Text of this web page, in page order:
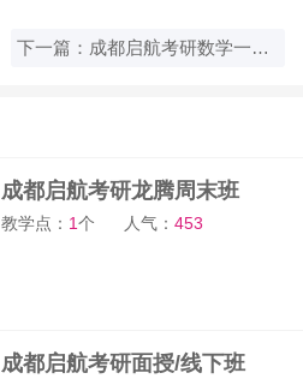
下一篇：成都启航考研数学一对一培训班要多少钱？
成都启航考研龙腾周末班
教学点： 1个 人气：453
成都启航考研面授/线下班